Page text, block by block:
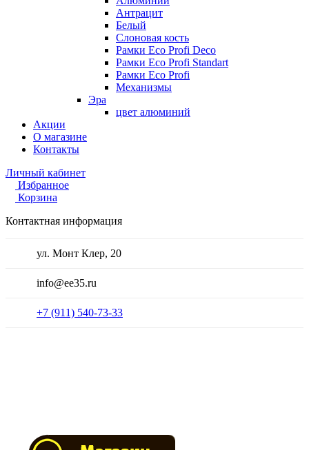
Антрацит
Белый
Слоновая кость
Рамки Eco Profi Deco
Рамки Eco Profi Standart
Рамки Eco Profi
Механизмы
Эра
цвет алюминий
Акции
О магазине
Контакты
Личный кабинет
Избранное
Корзина
Контактная информация
ул. Монт Клер, 20
info@ee35.ru
+7 (911) 540-73-33